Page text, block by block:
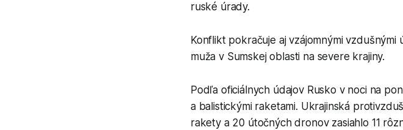
ruské úrady.
Konflikt pokračuje aj vzájomnými
muža v Sumskej oblasti na severe krajiny.
Podľa oficiálnych údajov Rusko v noci na
a balistickými raketami. Ukrajinská
rakety a 20 útočných dronov zasiahlo 11